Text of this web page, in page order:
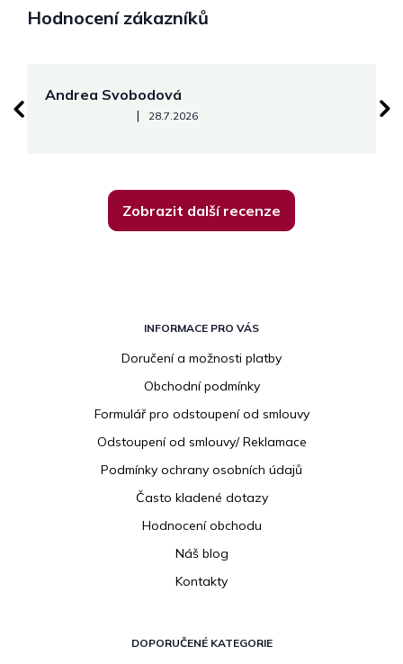
Hodnocení zákazníků
Andrea Svobodová
Hodnocení obchodu je 5 z 5 hvězdiček.
| 28.7.2026
Zobrazit další recenze
INFORMACE PRO VÁS
Doručení a možnosti platby
Obchodní podmínky
Formulář pro odstoupení od smlouvy
Odstoupení od smlouvy/ Reklamace
Podmínky ochrany osobních údajů
Často kladené dotazy
Hodnocení obchodu
Náš blog
Kontakty
DOPORUČENÉ KATEGORIE